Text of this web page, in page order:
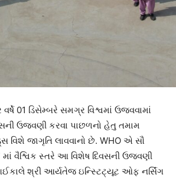
01 ડિસેમ્બરે સમગ્ર વિશ્વમાં ઉજવવામાં
ઉજવણી કરવા પાછળનો હેતુ તમામ
વિશે જાગૃતિ લાવવાનો છે. WHO એ સૌ
વૈશ્વિક સ્તરે આ વિશેષ દિવસની ઉજવણી
શ્રી આર્યતેજ ઇન્સ્ટિટ્યૂટ ઓફ નર્સિંગ